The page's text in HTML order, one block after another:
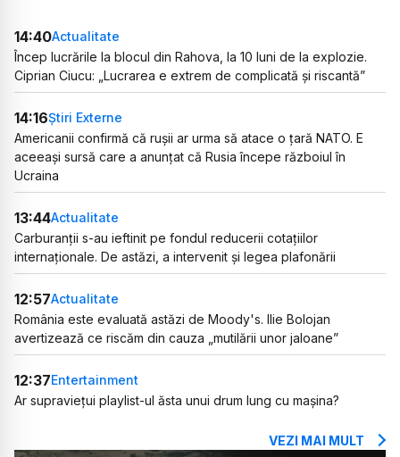
14:40Actualitate
Încep lucrările la blocul din Rahova, la 10 luni de la explozie.
Ciprian Ciucu: „Lucrarea e extrem de complicată și riscantă”
14:16Știri Externe
Americanii confirmă că rușii ar urma să atace o țară NATO. E
aceeași sursă care a anunțat că Rusia începe războiul în
Ucraina
13:44Actualitate
Carburanții s-au ieftinit pe fondul reducerii cotațiilor
internaționale. De astăzi, a intervenit și legea plafonării
12:57Actualitate
România este evaluată astăzi de Moody's. Ilie Bolojan
avertizează ce riscăm din cauza „mutilării unor jaloane”
12:37Entertainment
Ar supraviețui playlist-ul ăsta unui drum lung cu mașina?
VEZI MAI MULT